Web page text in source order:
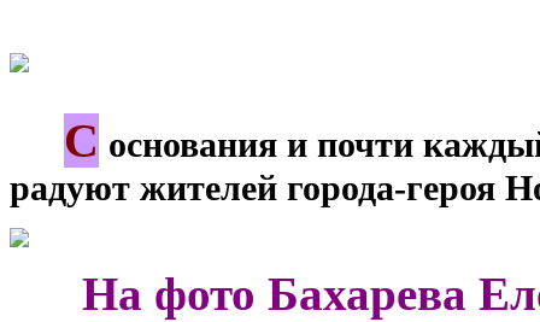
С основания и почти
радуют жителей города-героя
На фото Бахарева